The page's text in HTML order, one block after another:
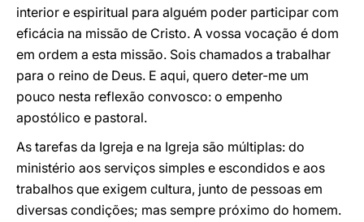
interior e espiritual para alguém poder participar com
eficácia na missão de Cristo. A vossa vocação é dom
em ordem a esta missão. Sois chamados a trabalhar
para o reino de Deus. E aqui, quero deter-me um
pouco nesta reflexão convosco: o empenho
apostólico e pastoral.
As tarefas da Igreja e na Igreja são múltiplas: do
ministério aos serviços simples e escondidos e aos
trabalhos que exigem cultura, junto de pessoas em
diversas condições; mas sempre próximo do homem.